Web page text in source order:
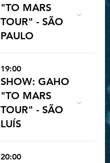
"TO MARS
TOUR" - SÃO
PAULO
19:00
SHOW: GAHO
"TO MARS
TOUR" - SÃO
LUÍS
20:00